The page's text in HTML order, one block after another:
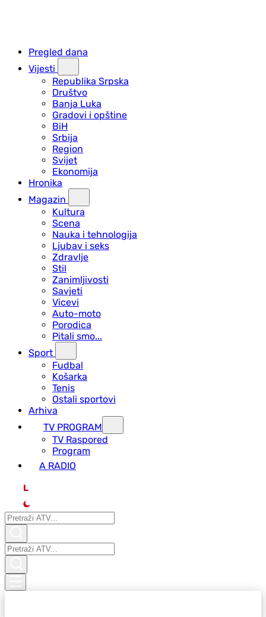
Pregled dana
Vijesti
Republika Srpska
Društvo
Banja Luka
Gradovi i opštine
BiH
Srbija
Region
Svijet
Ekonomija
Hronika
Magazin
Kultura
Scena
Nauka i tehnologija
Ljubav i seks
Zdravlje
Stil
Zanimljivosti
Savjeti
Vicevi
Auto-moto
Porodica
Pitali smo...
Sport
Fudbal
Košarka
Tenis
Ostali sportovi
Arhiva
TV PROGRAM
ТV Raspored
Program
A RADIO
L